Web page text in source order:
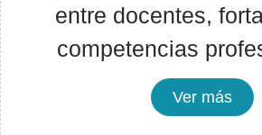
entre docentes,
competencias
Ver más